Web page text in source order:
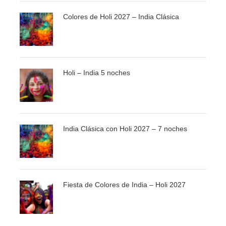
Colores de Holi 2027 – India Clásica
Holi – India 5 noches
India Clásica con Holi 2027 – 7 noches
Fiesta de Colores de India – Holi 2027
Desayuno en el Hotel y mañana Libre.
Sobre las 15.30 Hrs, recepción en el Lobby del Hotel,
donde seremos recogidos por un Jeep 4×4 en asiento
compartido (6 personas por Jeep), para así dar inicio a
un emocionante Safari en el desierto más hermoso del
Medio Oriente. Al caer el sol, nos trasladaremos a un
vientre. Al finalizar la cena volveremos al hotel. No habrá
entretenimiento durante el mes de Ramadán.
habla hispana.